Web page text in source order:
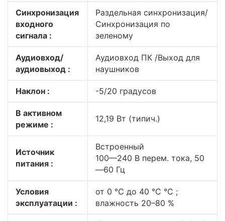
Синхронизация
входного
сигнала :
Раздельная синхронизация/
Синхронизация по
зеленому
Аудиовход/
аудиовыход :
Аудиовход ПК /Выход для
наушников
Наклон : -5/20 градусов
В активном
режиме :
12,19 Вт (типич.)
Источник
питания :
Встроенный
100—240 В перем. тока, 50
—60 Гц
Условия
эксплуатации :
от 0 °C до 40 °C °C ;
влажность 20–80 %